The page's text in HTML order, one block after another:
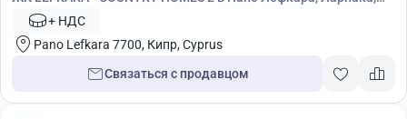
Кипр № 7187
+ НДС
Pano Lefkara 7700, Кипр, Cyprus
Связаться с продавцом